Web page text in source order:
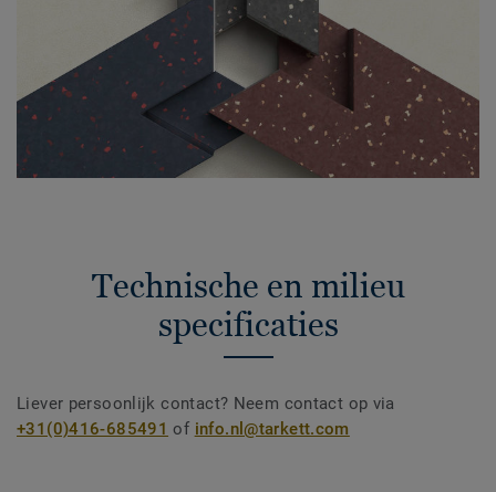
Technische en milieu
specificaties
Liever persoonlijk contact? Neem contact op via
+31(0)416-685491 of info.nl@tarkett.com